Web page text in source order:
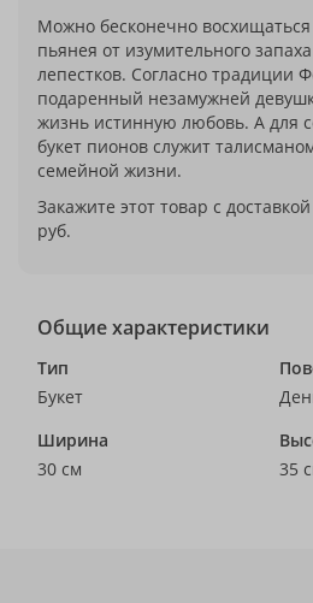
Можно бесконечно
пьянея от изумительного
лепестков. Согласно традиции
подаренный незамужней
жизнь истинную любовь. А для
букет пионов служит
семейной жизни.
Закажите этот товар с
руб.
Общие характеристики
Тип
Букет
Ширина
30 см
35